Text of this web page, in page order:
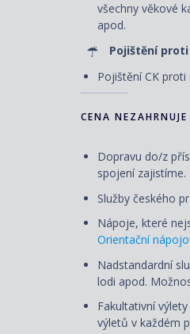
všechny věkové
apod.
Pojištění
Pojištění CK proti
CENA NEZAHRNUJE
Dopravu do/z
spojení zajistíme.
Služby českého
Nápoje, které
Orientační
Nadstandardní
lodi apod.
Fakultativní
výletů v každém